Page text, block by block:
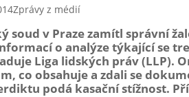
Zprávy z médií
soud v Praze zamítl správní
o analýze týkající se
Liga lidských práv (LLP).
co obsahuje a zdali se
podá kasační stížnost.